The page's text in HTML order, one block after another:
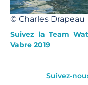
© Charles Drapeau
Suivez la Team
Vabre 2019
Suivez-